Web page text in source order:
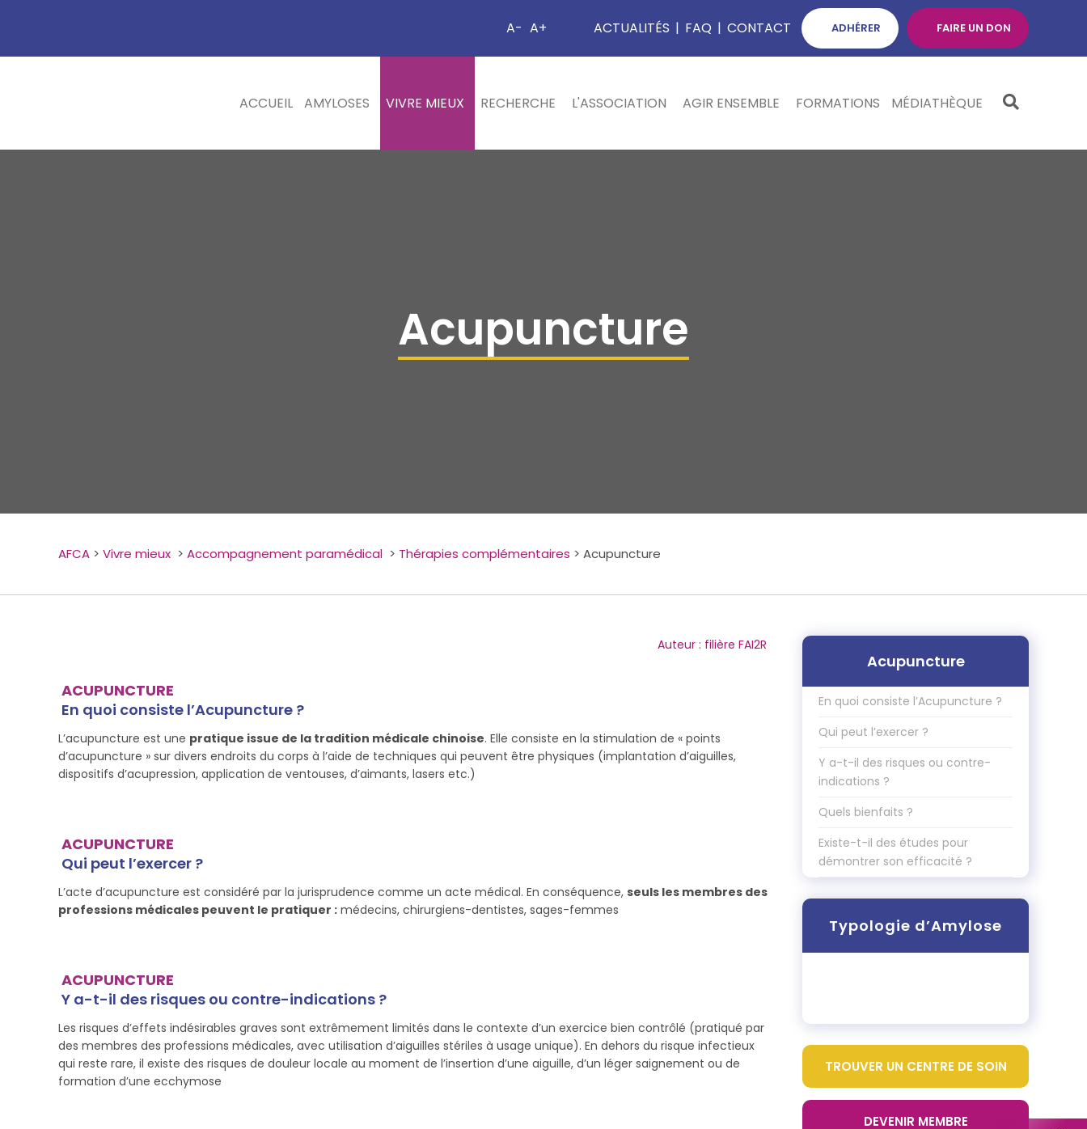
A- A+ ACTUALITÉS | FAQ | CONTACT ADHÉRER FAIRE UN DON
ACCUEIL AMYLOSES VIVRE MIEUX RECHERCHE L'ASSOCIATION AGIR ENSEMBLE FORMATIONS MÉDIATHÈQUE
Acupuncture
AFCA > Vivre mieux > Accompagnement paramédical > Thérapies complémentaires > Acupuncture
Auteur : filière FAI2R
ACUPUNCTURE
En quoi consiste l’Acupuncture ?
L’acupuncture est une pratique issue de la tradition médicale chinoise. Elle consiste en la stimulation de « points
d’acupuncture » sur divers endroits du corps à l’aide de techniques qui peuvent être physiques (implantation d’aiguilles,
dispositifs d’acupression, application de ventouses, d’aimants, lasers etc.)
ACUPUNCTURE
Qui peut l’exercer ?
L’acte d’acupuncture est considéré par la jurisprudence comme un acte médical. En conséquence, seuls les membres des
professions médicales peuvent le pratiquer : médecins, chirurgiens-dentistes, sages-femmes
ACUPUNCTURE
Y a-t-il des risques ou contre-indications ?
Les risques d’effets indésirables graves sont extrêmement limités dans le contexte d’un exercice bien contrôlé (pratiqué par
des membres des professions médicales, avec utilisation d’aiguilles stériles à usage unique). En dehors du risque infectieux
qui reste rare, il existe des risques de douleur locale au moment de l’insertion d’une aiguille, d’un léger saignement ou de
formation d’une ecchymose
Acupuncture
En quoi consiste l’Acupuncture ?
Qui peut l’exercer ?
Y a-t-il des risques ou contre-
indications ?
Quels bienfaits ?
Existe-t-il des études pour
démontrer son efficacité ?
Typologie d’Amylose
TROUVER UN CENTRE DE SOIN
DEVENIR MEMBRE